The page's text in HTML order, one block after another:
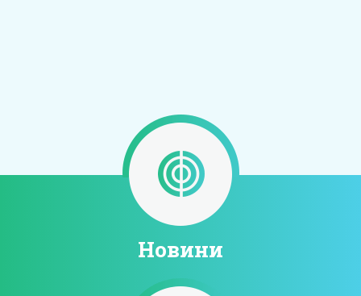
Новини